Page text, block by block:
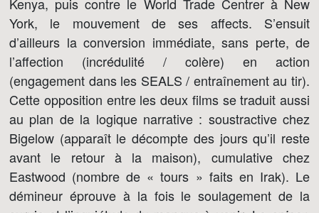
York, le mouvement de ses affects. S’ensuit
d’ailleurs la conversion immédiate, sans perte, de
l’affection (incrédulité / colère) en action
(engagement dans les SEALS / entraînement au tir).
Cette opposition entre les deux films se traduit aussi
au plan de la logique narrative : soustractive chez
Bigelow (apparaît le décompte des jours qu’il reste
avant le retour à la maison), cumulative chez
Eastwood (nombre de « tours » faits en Irak). Le
démineur éprouve à la fois le soulagement de la